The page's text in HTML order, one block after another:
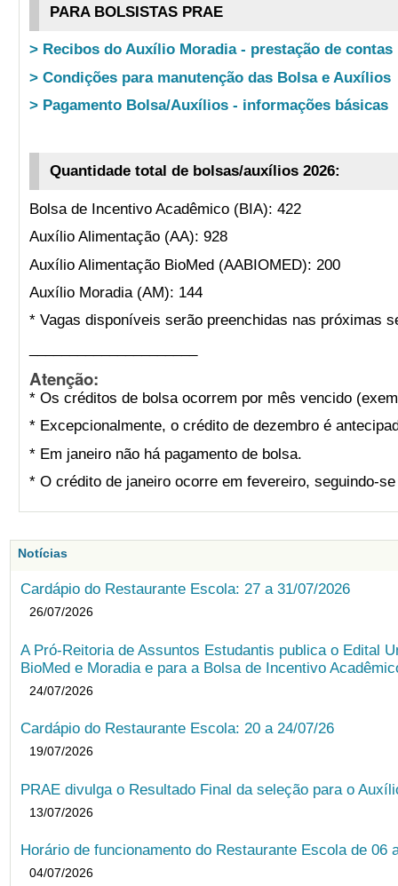
PARA BOLSISTAS PRAE
> Recibos do Auxílio Moradia - prestação de contas
> Condições para manutenção das Bolsa e Auxílios
> Pagamento Bolsa/Auxílios - informações básicas
Quantidade total de bolsas/auxílios 2026:
Bolsa de Incentivo Acadêmico (BIA): 422
Auxílio Alimentação (AA): 928
Auxílio Alimentação BioMed (AABIOMED): 200
Auxílio Moradia (AM): 144
* Vagas disponíveis serão preenchidas nas próximas
Atenção:
* Os créditos de bolsa ocorrem por mês vencido
* Excepcionalmente, o crédito de dezembro é
* Em janeiro não há pagamento de bolsa.
* O crédito de janeiro ocorre em fevereiro, seguindo-
Notícias
Cardápio do Restaurante Escola: 27 a 31/07/2026
26/07/2026
A Pró-Reitoria de Assuntos Estudantis publica o Edital
BioMed e Moradia e para a Bolsa de Incentivo
24/07/2026
Cardápio do Restaurante Escola: 20 a 24/07/26
19/07/2026
PRAE divulga o Resultado Final da seleção para o
13/07/2026
Horário de funcionamento do Restaurante Escola de 06
04/07/2026